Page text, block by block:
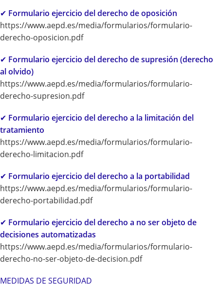
✔ Formulario ejercicio del derecho de oposición
https://www.aepd.es/media/formularios/formulario-
derecho-oposicion.pdf
✔ Formulario ejercicio del derecho de supresión (derecho
al olvido)
https://www.aepd.es/media/formularios/formulario-
derecho-supresion.pdf
✔ Formulario ejercicio del derecho a la limitación del
tratamiento
https://www.aepd.es/media/formularios/formulario-
derecho-limitacion.pdf
✔ Formulario ejercicio del derecho a la portabilidad
https://www.aepd.es/media/formularios/formulario-
derecho-portabilidad.pdf
✔ Formulario ejercicio del derecho a no ser objeto de
decisiones automatizadas
https://www.aepd.es/media/formularios/formulario-
derecho-no-ser-objeto-de-decision.pdf
MEDIDAS DE SEGURIDAD